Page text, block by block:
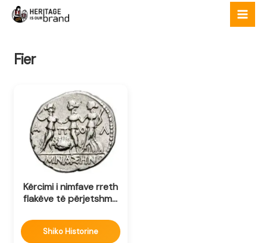
Fier
Kërcimi i nimfave rreth
flakëve të përjetshme
Apolonisë
Shiko Historine